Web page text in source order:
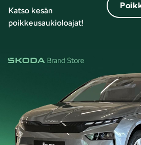
Katso kesän
poikkeusaukioloajat!